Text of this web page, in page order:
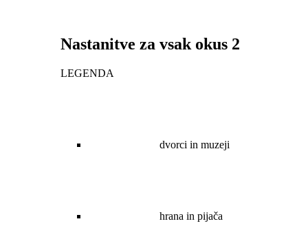
Nastanitve za vsak okus 2
LEGENDA
dvorci in muzeji
hrana in pijača